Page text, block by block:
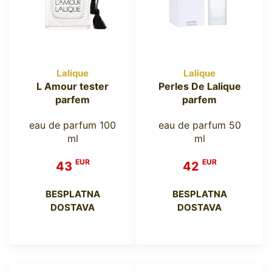
Lalique
L Amour tester
parfem
eau de parfum 100
ml
43 EUR
BESPLATNA
DOSTAVA
Lalique
Perles De Lalique
parfem
eau de parfum 50
ml
42 EUR
BESPLATNA
DOSTAVA